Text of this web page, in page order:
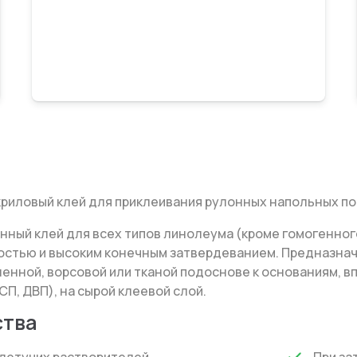
клей для приклеивания рулонных напольных
клей для всех типов линолеума (кроме
и высоким конечным затвердеванием.
ворсовой или тканой подоснове к основаниям,
ДВП), на сырой клеевой слой.